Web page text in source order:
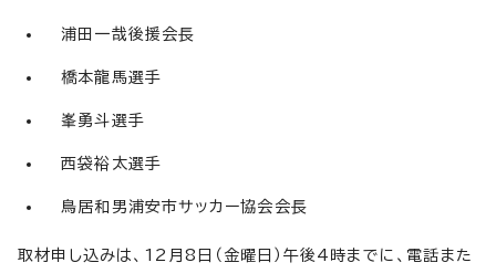
浦田一哉後援会長
橋本龍馬選手
峯勇斗選手
西袋裕太選手
鳥居和男浦安市サッカー協会会長
取材申し込みは、12月8日（金曜日）午後4時までに、電話また